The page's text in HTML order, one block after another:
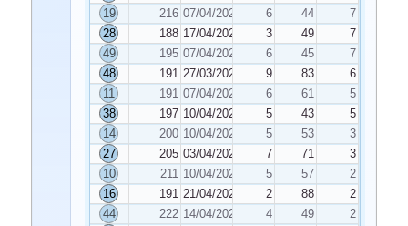
19
216 07/04/2026 6 44
7
28
188 17/04/2026 3 49
7
49
195 07/04/2026 6 45
7
48
191 27/03/2026 9 83
6
11
191 07/04/2026 6 61
5
38
197 10/04/2026 5 43
5
14
200 10/04/2026 5 53
3
27
205 03/04/2026 7 71
3
10
211 10/04/2026 5 57
2
16
191 21/04/2026 2 88
2
44
222 14/04/2026 4 49
2